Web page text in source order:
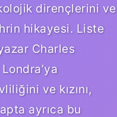
dirençlerini ve
hikayesi. Liste
Charles
ve kızını,
ayrıca bu